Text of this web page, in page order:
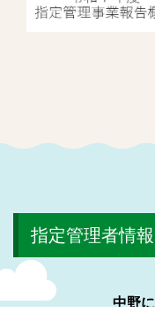
指定管理者情報
中野